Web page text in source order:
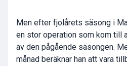
Men efter fjolårets säsong i
en stor operation som kom till
av den pågående säsongen.
månad beräknar han att vara